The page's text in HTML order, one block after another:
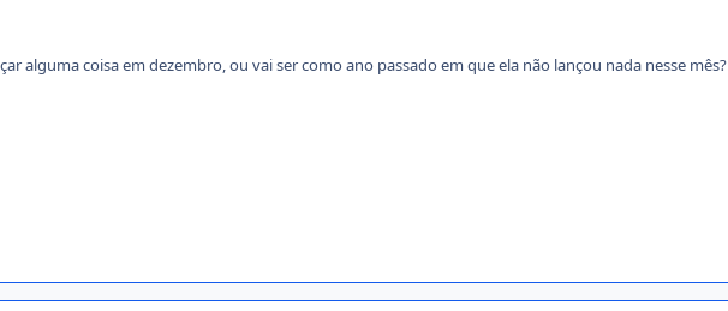
alguma coisa em dezembro, ou vai ser como ano passado em que ela não lançou nada nesse mês?